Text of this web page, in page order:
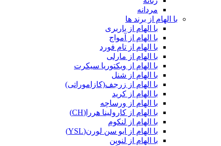
مردانه
با الهام از برند ها
با الهام از باربری
با الهام از آمواج
با الهام از تام فورد
با الهام از مارلی
با الهام از ویکتوریا سیکرت
با الهام از شنل
با الهام از زرجف(کازاموراتی)
با الهام از کرید
با الهام از ورساچه
با الهام از کارولینا هررا(CH)
با الهام از لنکوم
با الهام از ایو سن لورن(YSL)
با الهام از لنوین